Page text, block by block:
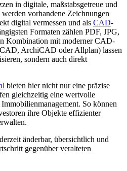
in digitale, maßstabsgetreue und
vorhandene Zeichnungen
digital vermessen und als CAD-
Formaten zählen PDF, JPG,
Kombination mit moderner CAD-
ArchiCAD oder Allplan) lassen
sondern auch direkt
bieten hier nicht nur eine präzise
gleichzeitig eine wertvolle
So können
ihre Objekte effizienter
änderbar, übersichtlich und
gegenüber veralteten